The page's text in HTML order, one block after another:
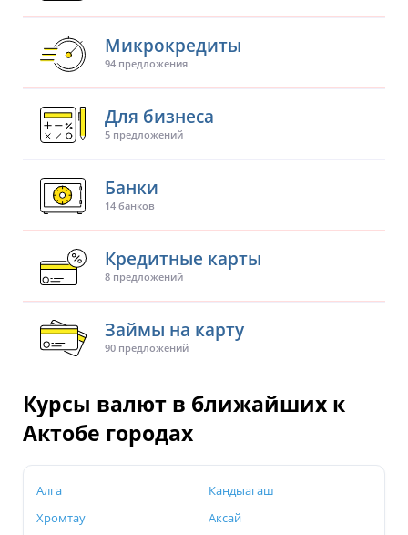
Микрокредиты
94 предложения
Для бизнеса
5 предложений
Банки
14 банков
Кредитные карты
8 предложений
Займы на карту
90 предложений
Курсы валют в ближайших к
Актобе городах
Алга
Кандыагаш
Хромтау
Аксай